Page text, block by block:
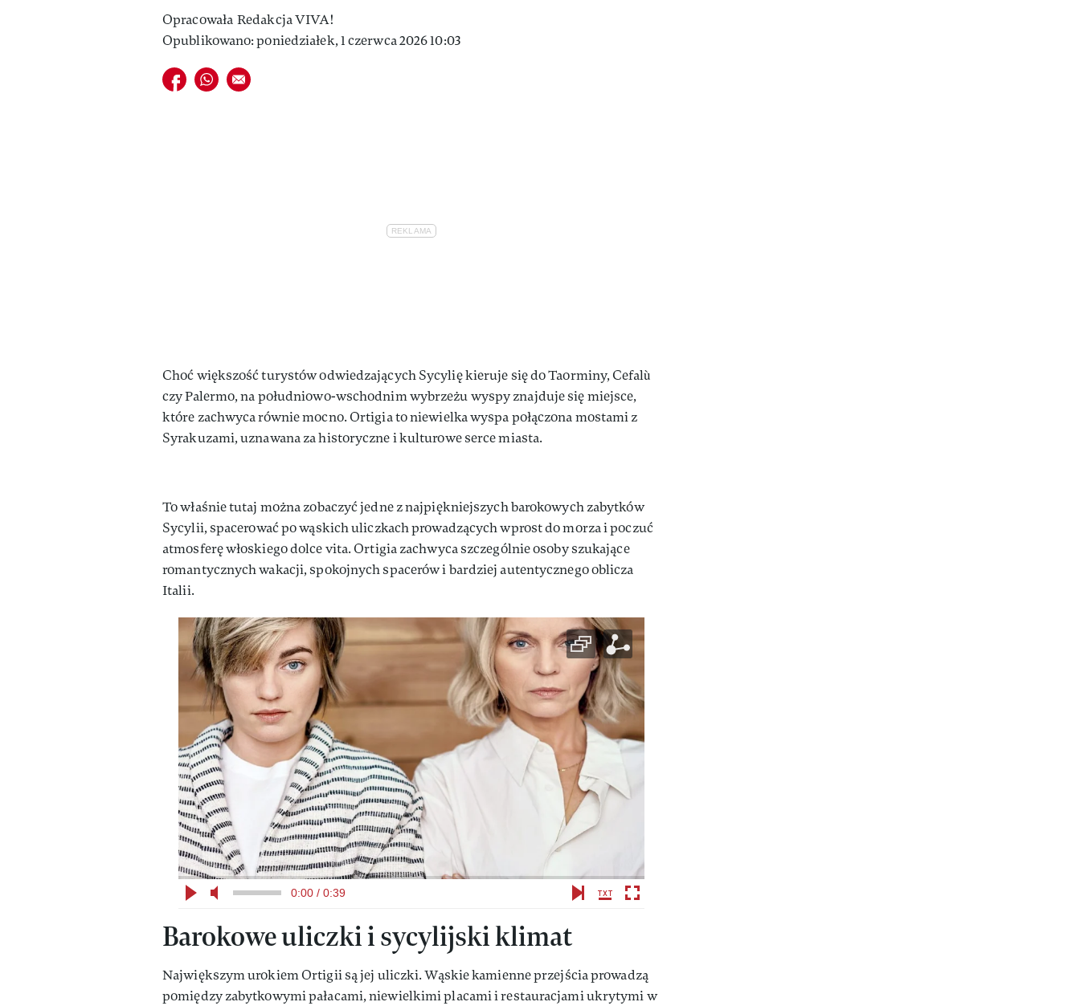
Opracowała Redakcja VIVA!
Opublikowano: poniedziałek, 1 czerwca 2026 10:03
Udostępnij na facebook
Udostępnij na whatsapp
E-mail do przyjaciela
Choć większość turystów odwiedzających Sycylię kieruje się do Taorminy, Cefalù
czy Palermo, na południowo-wschodnim wybrzeżu wyspy znajduje się miejsce,
które zachwyca równie mocno. Ortigia to niewielka wyspa połączona mostami z
Syrakuzami, uznawana za historyczne i kulturowe serce miasta.
To właśnie tutaj można zobaczyć jedne z najpiękniejszych barokowych zabytków
Sycylii, spacerować po wąskich uliczkach prowadzących wprost do morza i poczuć
atmosferę włoskiego dolce vita. Ortigia zachwyca szczególnie osoby szukające
romantycznych wakacji, spokojnych spacerów i bardziej autentycznego oblicza
Italii.
0:00 / 0:39
Barokowe uliczki i sycylijski klimat
Największym urokiem Ortigii są jej uliczki. Wąskie kamienne przejścia prowadzą
pomiędzy zabytkowymi pałacami, niewielkimi placami i restauracjami ukrytymi w